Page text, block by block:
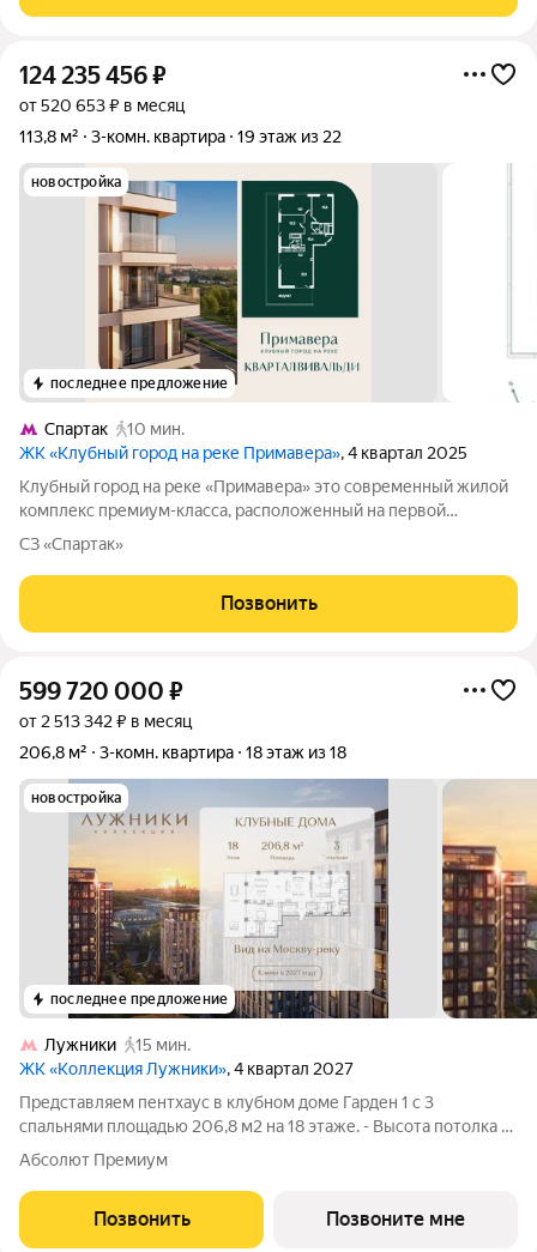
124 235 456₽
от 520 653 ₽ в месяц
113,8 м²
3-комн. квартира 19 этаж из 22
новостройка
последнее предложение
Спартак
10 мин.
ЖК «Клубный город на реке Примавера», 4 квартал 2025
Клубный город на реке «Примавера» это современный жилой
комплекс премиум-класса, расположенный на первой
береговой линии Москвы-реки в экологически чистом районе
Покровское-Стрешнево. Под панорамными окнами квартир
находится собственный экопарк с
СЗ «Спартак»
Позвонить
599 720 000 ₽
от 2 513 342 ₽ в месяц
206,8 м²
3-комн. квартира 18 этаж из 18
новостройка
последнее предложение
Лужники
15 мин.
ЖК «Коллекция Лужники», 4 квартал 2027
Представляем пентхаус в клубном доме Гарден 1 с 3
спальнями площадью 206,8 м2 на 18 этаже. - Высота потолка 5
м - Мастер-спальня с гардеробной с окном, ванной комнатой и
выходом на террасу - Просторная кухня-столовая с угловым
остеклением и
Абсолют Премиум
Позвонить Позвоните мне